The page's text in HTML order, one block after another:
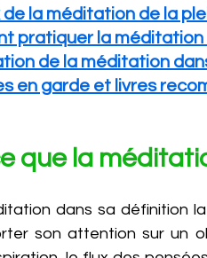
de la méditation de la
pratiquer la méditation
de la méditation
en garde et livres
que la
dans sa définition
son attention sur un